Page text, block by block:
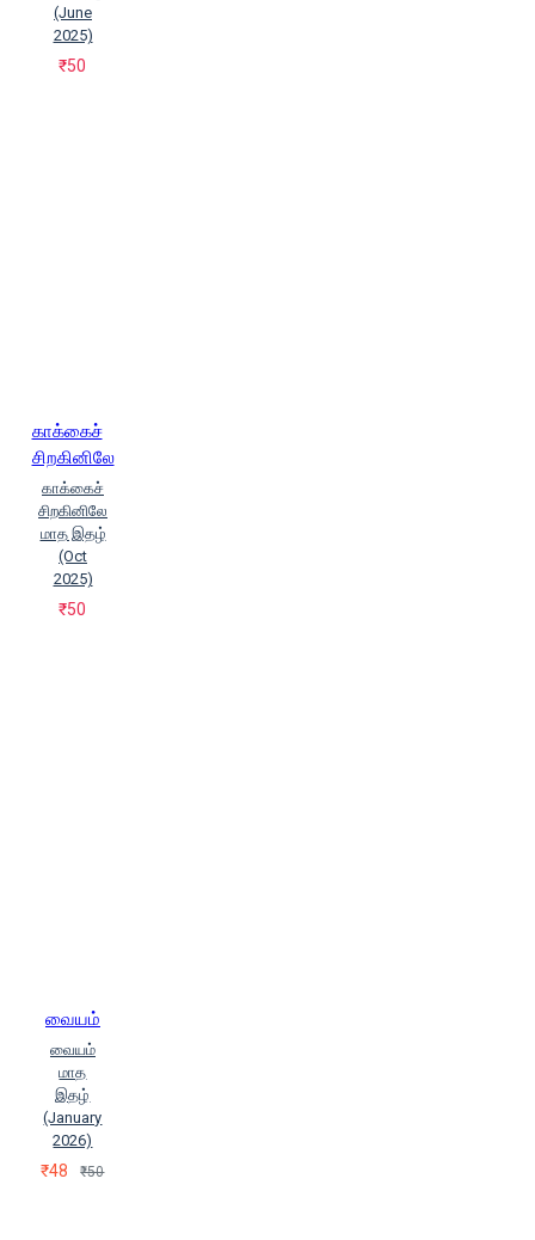
(June
2025)
₹50
காக்கைச்
சிறகினிலே
காக்கைச்
சிறகினிலே
மாத இதழ்
(Oct
2025)
₹50
வையம்
வையம்
மாத
இதழ்
(January
2026)
₹48 ₹50